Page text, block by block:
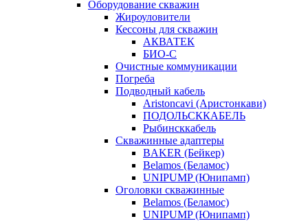
Оборудование скважин
Жироуловители
Кессоны для скважин
АКВАТЕК
БИО-С
Очистные коммуникации
Погреба
Подводный кабель
Aristoncavi (Аристонкави)
ПОДОЛЬСККАБЕЛЬ
Рыбинсккабель
Скважинные адаптеры
BAKER (Бейкер)
Belamos (Беламос)
UNIPUMP (Юнипамп)
Оголовки скважинные
Belamos (Беламос)
UNIPUMP (Юнипамп)